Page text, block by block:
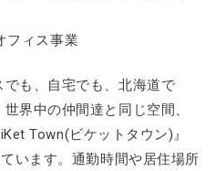
フィス事業
も、自宅でも、北海道で
界中の仲間達と同じ空間、
Town(ビケットタウン)』
います。通勤時間や居住場所